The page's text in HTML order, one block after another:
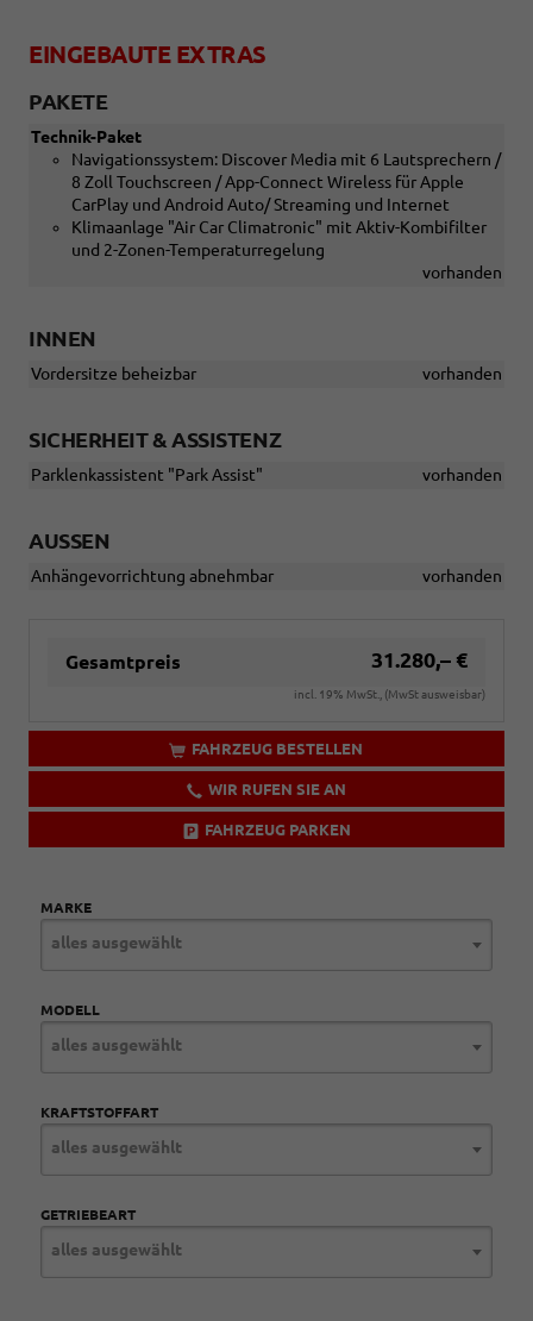
EINGEBAUTE EXTRAS
PAKETE
Technik-Paket
Navigationssystem: Discover Media mit 6 Lautsprechern /
8 Zoll Touchscreen / App-Connect Wireless für Apple
CarPlay und Android Auto/ Streaming und Internet
Klimaanlage "Air Car Climatronic" mit Aktiv-Kombifilter
und 2-Zonen-Temperaturregelung
vorhanden
INNEN
Vordersitze beheizbar vorhanden
SICHERHEIT & ASSISTENZ
Parklenkassistent "Park Assist" vorhanden
AUSSEN
Anhängevorrichtung abnehmbar vorhanden
Gesamtpreis 31.280,– €
incl. 19% MwSt., (MwSt ausweisbar)
FAHRZEUG BESTELLEN
WIR RUFEN SIE AN
FAHRZEUG PARKEN
MARKE
alles ausgewählt
MODELL
alles ausgewählt
KRAFTSTOFFART
alles ausgewählt
GETRIEBEART
alles ausgewählt